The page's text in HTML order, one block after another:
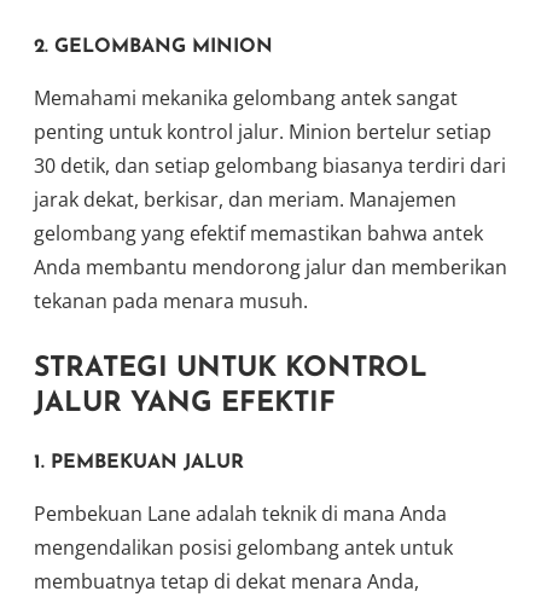
2. GELOMBANG MINION
Memahami mekanika gelombang antek sangat
penting untuk kontrol jalur. Minion bertelur setiap
30 detik, dan setiap gelombang biasanya terdiri dari
jarak dekat, berkisar, dan meriam. Manajemen
gelombang yang efektif memastikan bahwa antek
Anda membantu mendorong jalur dan memberikan
tekanan pada menara musuh.
STRATEGI UNTUK KONTROL
JALUR YANG EFEKTIF
1. PEMBEKUAN JALUR
Pembekuan Lane adalah teknik di mana Anda
mengendalikan posisi gelombang antek untuk
membuatnya tetap di dekat menara Anda,